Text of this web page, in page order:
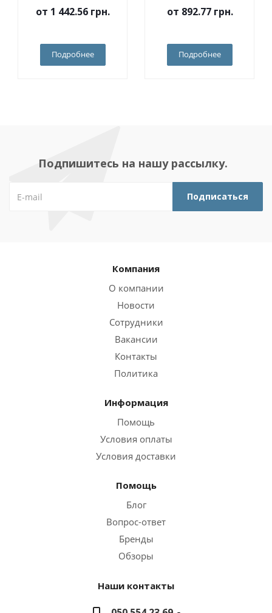
от 1 442.56 грн.
Подробнее
от 892.77 грн.
Подробнее
Подпишитесь на нашу рассылку.
Компания
О компании
Новости
Сотрудники
Вакансии
Контакты
Политика
Информация
Помощь
Условия оплаты
Условия доставки
Помощь
Блог
Вопрос-ответ
Бренды
Обзоры
Наши контакты